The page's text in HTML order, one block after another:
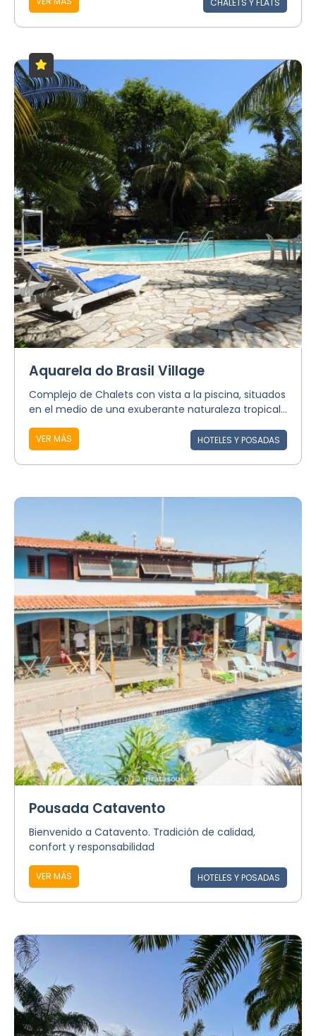
CHALETS Y FLATS
Aquarela do Brasil Village
Complejo de Chalets con vista a la piscina, situados
en el medio de una exuberante naturaleza tropical...
VER MÁS HOTELES Y POSADAS
Pousada Catavento
Bienvenido a Catavento. Tradición de calidad,
confort y responsabilidad
VER MÁS HOTELES Y POSADAS